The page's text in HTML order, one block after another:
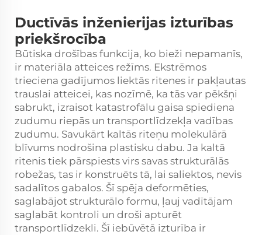
Ductīvās inženierijas izturības
priekšrocība
Būtiska drošības funkcija, ko bieži nepamanīs,
ir materiāla atteices režīms. Ekstrēmos
trieciena gadījumos liektās ritenes ir pakļautas
trauslai atteicei, kas nozīmē, ka tās var pēkšņi
sabrukt, izraisot katastrofālu gaisa spiediena
zudumu riepās un transportlīdzekļa vadības
zudumu. Savukārt kaltās riteņu molekulārā
blīvums nodrošina plastisku dabu. Ja kaltā
ritenis tiek pārspiests virs savas strukturālās
robežas, tas ir konstruēts tā, lai saliektos, nevis
sadalītos gabalos. Šī spēja deformēties,
saglabājot strukturālo formu, ļauj vadītājam
saglabāt kontroli un droši apturēt
transportlīdzekli. Šī iebūvētā izturība ir